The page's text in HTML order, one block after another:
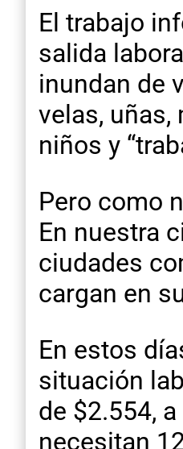
El trabajo
salida
inundan de
velas,
niños y
Pero como
En nuestra
ciudades
cargan en
En estos
situación
de $2.554,
necesitan